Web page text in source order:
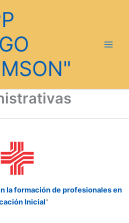
la formación de profesionales en
Inicial"